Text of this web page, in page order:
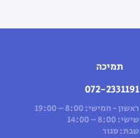
תמיכה
072-2331191
ראשון - חמישי: 8:00 – 19:00
שישי: 8:00 – 14:00
שבת: סגור